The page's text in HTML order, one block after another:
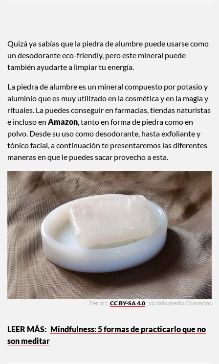
Quizá ya sabías que la piedra de alumbre puede usarse como
un desodorante eco-friendly, pero este mineral puede
también ayudarte a limpiar tu energía.
La piedra de alumbre es un mineral compuesto por potasio y
aluminio que es muy utilizado en la cosmética y en la magia y
rituales. La puedes conseguir en farmacias, tiendas naturistas
e incluso en Amazon, tanto en forma de piedra como en
polvo. Desde su uso como desodorante, hasta exfoliante y
tónico facial, a continuación te presentaremos las diferentes
maneras en que le puedes sacar provecho a esta.
Ferbr1, CC BY-SA 4.0 , via Wikimedia Commons
Mindfulness: 5 formas de practicarlo que no
son meditar